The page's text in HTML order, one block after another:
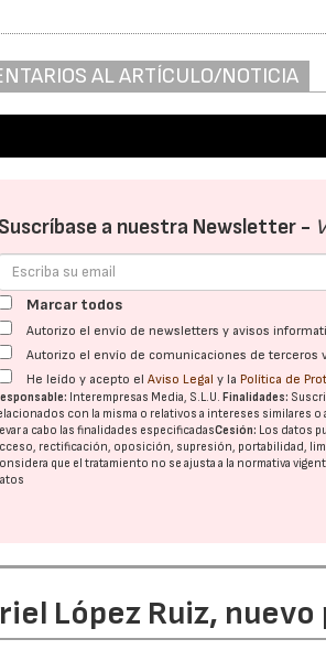
AL ARTÍCULO/NOTICIA
Suscríbase a nuestra Newsletter -
Marcar todos
Autorizo el envío de newsletters y avisos
Autorizo el envío de comunicaciones de terceros
He leído y acepto elAviso Legal y la Política de
Interempresas Media, S.L.U.Finalidades:
con la misma o relativos a intereses similares o
a cabo las finalidades especificadasCesión: Los datos
rectificación, oposición, supresión, portabilidad,
que el tratamiento no se ajusta a la normativa
López Ruiz,